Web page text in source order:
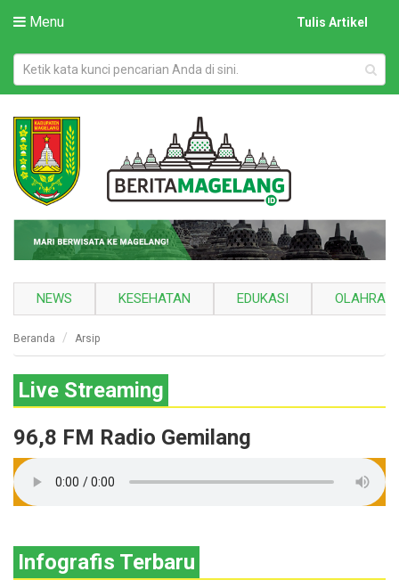
Menu Tulis Artikel
NEWS KESEHATAN EDUKASI
Beranda Arsip
Live Streaming
96,8 FM Radio Gemilang
Infografis Terbaru